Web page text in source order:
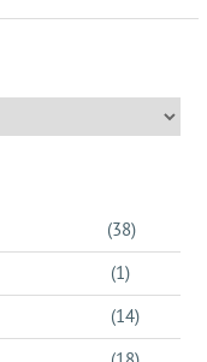
(38)
(1)
(14)